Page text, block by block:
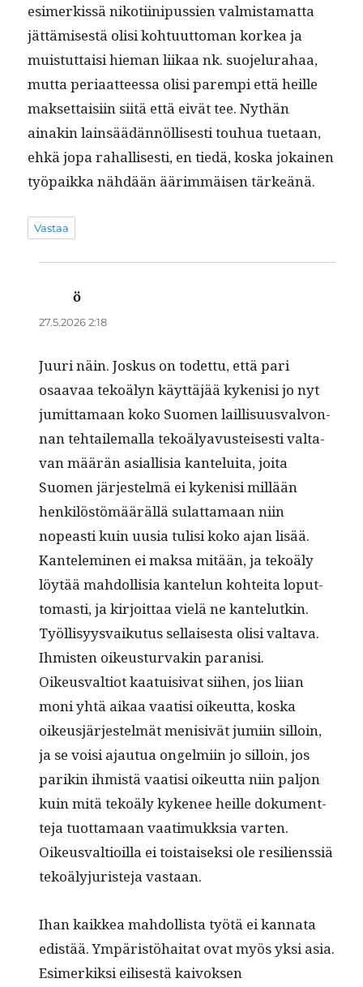
esimerkissä nikoti­ini­pussien valmis­ta­mat­ta
jät­tämis­es­tä olisi kohtu­ut­toman korkea ja
muis­tut­taisi hie­man liikaa nk. suo­jelu­ra­haa,
mut­ta peri­aat­teessa olisi parem­pi että heille
mak­set­taisi­in siitä että eivät tee. Nythän
ainakin lain­säädän­nöl­lis­es­ti touhua tue­taan,
ehkä jopa rahal­lis­es­ti, en tiedä, kos­ka jokainen
työ­paik­ka nähdään äärim­mäisen tärkeänä.
Vastaa
ö
27.5.2026 2:18
Juuri näin. Joskus on todet­tu, että pari
osaavaa tekoä­lyn käyt­täjää kykenisi jo nyt
jumit­ta­maan koko Suomen lail­lisu­us­valvon­
nan tehtaile­mal­la tekoälyavusteis­es­ti val­ta­
van määrän asial­lisia kan­telui­ta, joi­ta
Suomen jär­jestelmä ei kykenisi mil­lään
henkilöstömääräl­lä sulat­ta­maan niin
nopeasti kuin uusia tulisi koko ajan lisää.
Kan­telem­i­nen ei mak­sa mitään, ja tekoä­ly
löytää mah­dol­lisia kan­telun kohtei­ta lop­ut­
tomasti, ja kir­joit­taa vielä ne kan­te­lutkin.
Työl­lisyys­vaiku­tus sel­l­ais­es­ta olisi val­ta­va.
Ihmis­ten oikeustur­vakin paranisi.
Oikeusval­tiot kaa­tu­isi­vat siihen, jos liian
moni yhtä aikaa vaatisi oikeut­ta, kos­ka
oikeusjär­jestelmät meni­sivät jumi­in sil­loin,
ja se voisi ajau­tua ongelmi­in jo sil­loin, jos
parikin ihmistä vaatisi oikeut­ta niin paljon
kuin mitä tekoä­ly kyke­nee heille doku­ment­
te­ja tuot­ta­maan vaa­timukksia varten.
Oikeusval­tioil­la ei tois­taisek­si ole resilienssiä
tekoä­lyjuris­te­ja vastaan.
Ihan kaikkea mah­dol­lista työtä ei kan­na­ta
edis­tää. Ympäristöhai­tat ovat myös yksi asia.
Esimerkik­si eilis­es­tä kai­vok­sen